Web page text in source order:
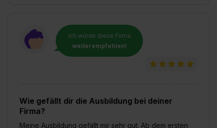
Ich würde diese Firma
weiterempfehlen!
Wie gefällt dir die Ausbildung bei deiner
Firma?
Meine Ausbildung gefällt mir sehr gut. Ab dem ersten